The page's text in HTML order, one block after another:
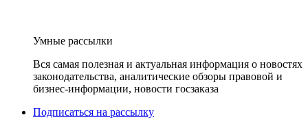
Умные рассылки
Вся самая полезная и актуальная информация о новостях
законодательства, аналитические обзоры правовой и
бизнес-информации, новости госзаказа
Подписаться на рассылку